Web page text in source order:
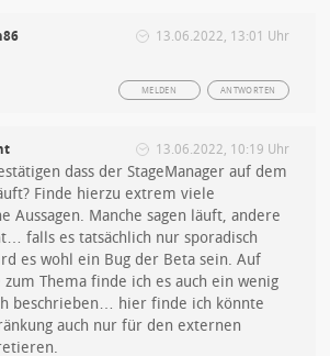
13.06.2022, 13:01 Uhr
ANTWORTEN
MELDEN
13.06.2022, 10:19 Uhr
dass der StageManager auf dem
Finde hierzu extrem viele
Aussagen. Manche sagen läuft, andere
falls es tatsächlich nur sporadisch
es wohl ein Bug der Beta sein. Auf
Thema finde ich es auch ein wenig
beschrieben… hier finde ich könnte
auch nur für den externen